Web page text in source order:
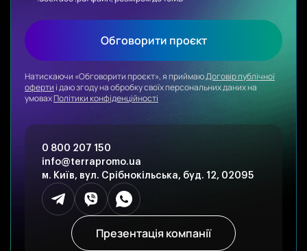
0 800 207 150
info@terrapromo.ua
м. Київ, вул. Срібнокільська, буд. 12, 02095
Презентація компанії
Обговорити проєкт
Натискаючи «Обговорити проєкт», я приймаюДоговір публічної
оферти і даю згоду на обробку своїх персональних даних на
умовахПолітики конфіденційності